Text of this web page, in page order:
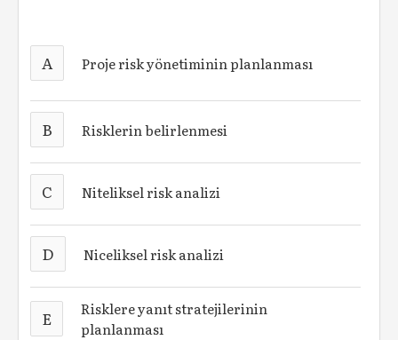
A Proje risk yönetiminin planlanması
B Risklerin belirlenmesi
C Niteliksel risk analizi
D Niceliksel risk analizi
E
Risklere yanıt stratejilerinin
planlanması